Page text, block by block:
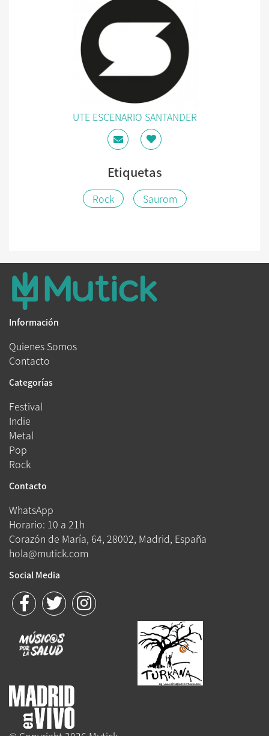
UTE ESCENARIO SANTANDER
Etiquetas
Rock Saurom
Información
Quienes Somos
Contacto
Categorías
Festival
Indie
Metal
Pop
Rock
Contacto
WhatsApp
Horario: 10 a 21h
Corazón de María, 64, 28002, Madrid, España
hola@mutick.com
Social Media